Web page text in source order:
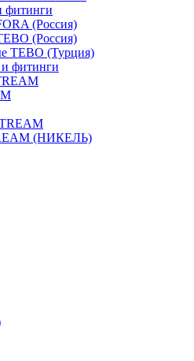
фитинги
(Россия)
(Россия)
TEBO (Турция)
и фитинги
(НИКЕЛЬ)